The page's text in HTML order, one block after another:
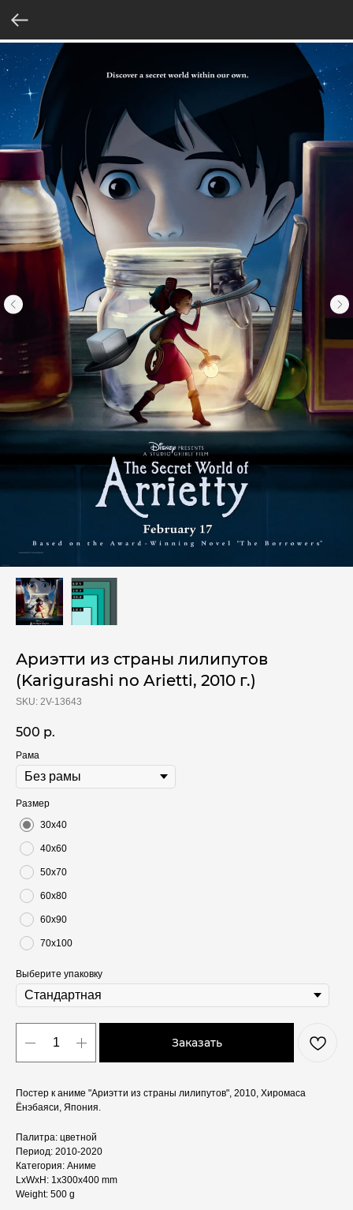
Ариэтти из страны лилипутов
(Karigurashi no Arietti, 2010 г.)
SKU: 2V-13643
500 р.
Рама
Размер
30х40
40х60
50х70
60х80
60х90
70х100
Выберите упаковку
Заказать
Постер к аниме "Ариэтти из страны лилипутов", 2010, Хиромаса
Ёнэбаяси, Япония.
Палитра: цветной
Период: 2010-2020
Категория: Аниме
LxWxH: 1x300x400 mm
Weight: 500 g